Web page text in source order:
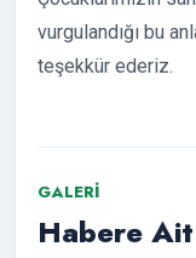
vurgulandığı bu
teşekkür ederiz.
GALERI
Habere